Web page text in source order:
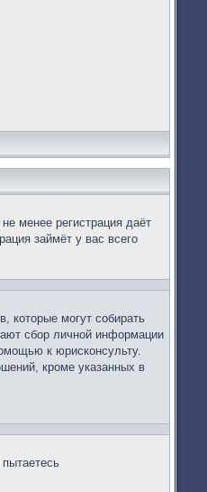
менее регистрация даёт
займёт у вас всего
которые могут собирать
сбор личной информации
к юрисконсульту.
кроме указанных в